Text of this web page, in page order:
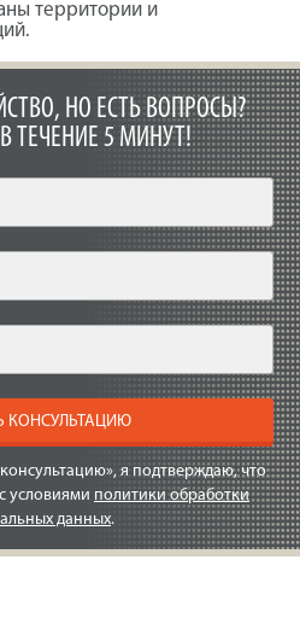
территории и
НО ЕСТЬ ВОПРОСЫ?
ТЕЧЕНИЕ 5 МИНУТ!
КОНСУЛЬТАЦИЮ
я подтверждаю, что
условиями политики обработки
данных.